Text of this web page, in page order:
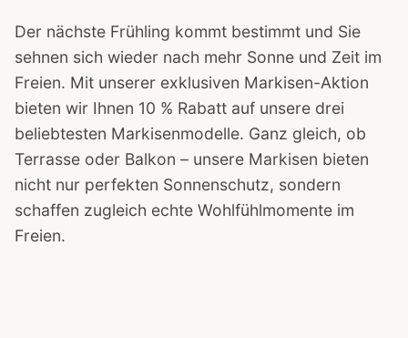
Der nächste Frühling kommt bestimmt und Sie
sehnen sich wieder nach mehr Sonne und Zeit im
Freien. Mit unserer exklusiven Markisen-Aktion
bieten wir Ihnen 10 % Rabatt auf unsere drei
beliebtesten Markisenmodelle. Ganz gleich, ob
Terrasse oder Balkon – unsere Markisen bieten
nicht nur perfekten Sonnenschutz, sondern
schaffen zugleich echte Wohlfühlmomente im
Freien.